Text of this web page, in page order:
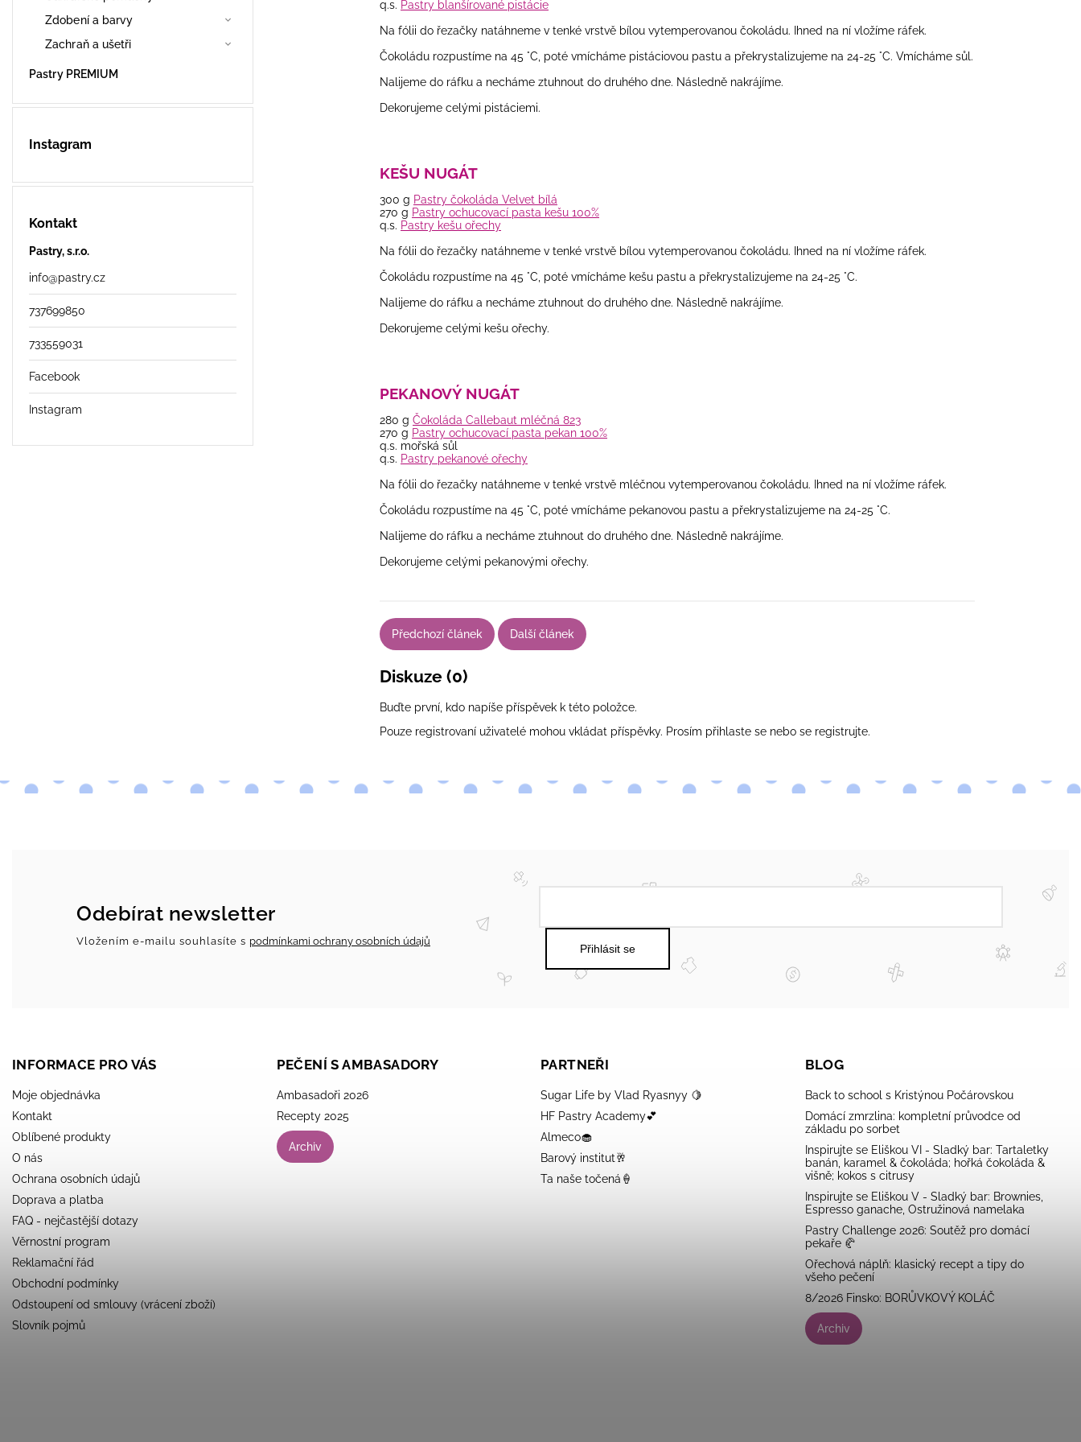
Zdobení a barvy
Zachraň a ušetři
Pastry PREMIUM
Instagram
Kontakt
Pastry, s.r.o.
info@pastry.cz
737699850
733559031
Facebook
Instagram
q.s. Pastry blanšírované pistácie
Na fólii do řezačky natáhneme v tenké vrstvě bílou vytemperovanou čokoládu. Ihned na ní vložíme ráfek.
Čokoládu rozpustíme na 45 °C, poté vmícháme pistáciovou pastu a překrystalizujeme na 24-25 °C. Vmícháme sůl.
Nalijeme do ráfku a necháme ztuhnout do druhého dne. Následně nakrájíme.
Dekorujeme celými pistáciemi.
KEŠU NUGÁT
300 g Pastry čokoláda Velvet bílá
270 g Pastry ochucovací pasta kešu 100%
q.s. Pastry kešu ořechy
Na fólii do řezačky natáhneme v tenké vrstvě bílou vytemperovanou čokoládu. Ihned na ní vložíme ráfek.
Čokoládu rozpustíme na 45 °C, poté vmícháme kešu pastu a překrystalizujeme na 24-25 °C.
Nalijeme do ráfku a necháme ztuhnout do druhého dne. Následně nakrájíme.
Dekorujeme celými kešu ořechy.
PEKANOVÝ NUGÁT
280 g Čokoláda Callebaut mléčná 823
270 g Pastry ochucovací pasta pekan 100%
q.s. mořská sůl
q.s. Pastry pekanové ořechy
Na fólii do řezačky natáhneme v tenké vrstvě mléčnou vytemperovanou čokoládu. Ihned na ní vložíme ráfek.
Čokoládu rozpustíme na 45 °C, poté vmícháme pekanovou pastu a překrystalizujeme na 24-25 °C.
Nalijeme do ráfku a necháme ztuhnout do druhého dne. Následně nakrájíme.
Dekorujeme celými pekanovými ořechy.
Předchozí článek Další článek
Diskuze (0)
Buďte první, kdo napíše příspěvek k této položce.
Pouze registrovaní uživatelé mohou vkládat příspěvky. Prosím přihlaste se nebo se registrujte.
Odebírat newsletter
Vložením e-mailu souhlasíte s podmínkami ochrany osobních údajů
Přihlásit se
INFORMACE PRO VÁS
Moje objednávka
Kontakt
Oblíbené produkty
O nás
Ochrana osobních údajů
Doprava a platba
FAQ - nejčastější dotazy
Věrnostní program
Reklamační řád
Obchodní podmínky
Odstoupení od smlouvy (vrácení zboží)
Slovník pojmů
PEČENÍ S AMBASADORY
Ambasadoři 2026
Recepty 2025
Archiv
PARTNEŘI
Sugar Life by Vlad Ryasnyy 🍋
HF Pastry Academy💕
Almeco🧁
Barový institut🥂
Ta naše točená🍦
BLOG
Back to school s Kristýnou Počárovskou
Domácí zmrzlina: kompletní průvodce od
základu po sorbet
Inspirujte se Eliškou VI - Sladký bar: Tartaletky
banán, karamel & čokoláda; hořká čokoláda &
višně; kokos s citrusy
Inspirujte se Eliškou V - Sladký bar: Brownies,
Espresso ganache, Ostružinová namelaka
Pastry Challenge 2026: Soutěž pro domácí
pekaře 🥐
Ořechová náplň: klasický recept a tipy do
všeho pečení
8/2026 Finsko: BORŮVKOVÝ KOLÁČ
Archiv